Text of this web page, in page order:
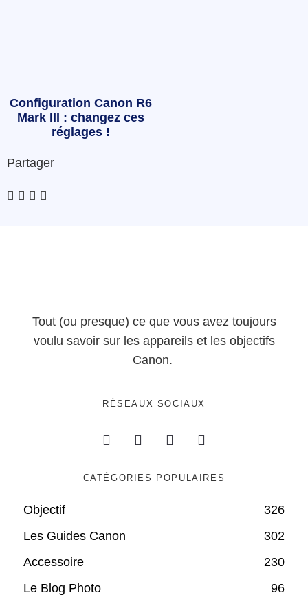
Configuration Canon R6
Mark III : changez ces
réglages !
Partager
Tout (ou presque) ce que vous avez toujours
voulu savoir sur les appareils et les objectifs
Canon.
RÉSEAUX SOCIAUX
CATÉGORIES POPULAIRES
Objectif
326
Les Guides Canon
302
Accessoire
230
Le Blog Photo
96